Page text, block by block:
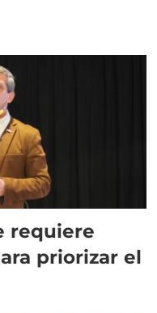
requiere
priorizar el